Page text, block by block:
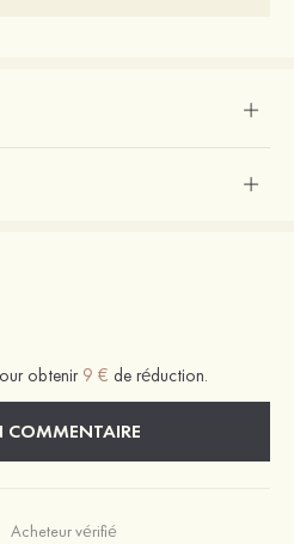
obtenir 9 € de réduction.
COMMENTAIRE
Acheteur vérifié